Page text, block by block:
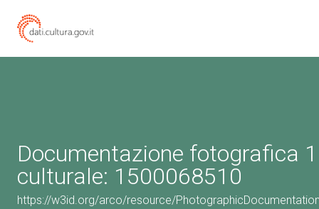
Documentazione fotografica
culturale: 1500068510
https://w3id.org/arco/resource/